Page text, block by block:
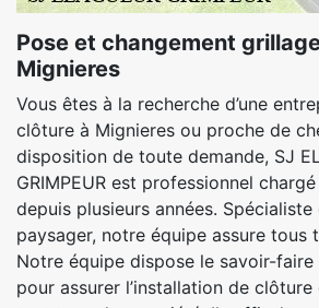
Pose et changement
Mignieres
Vous êtes à la recherche d’une
clôture à Mignieres ou proche de
disposition de toute demande, SJ
GRIMPEUR est professionnel
depuis plusieurs années. Spécialiste
paysager, notre équipe assure tous
Notre équipe dispose le savoir-
pour assurer l’installation de